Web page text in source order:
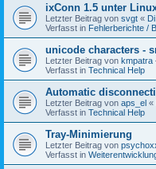
ixConn 1.5 unter
Letzter Beitrag von svgt «
Verfasst in Fehlerberichte /
unicode characters -
Letzter Beitrag von kmpatra
Verfasst in Technical Help
Automatic
Letzter Beitrag von aps_el «
Verfasst in Technical Help
Tray-Minimierung
Letzter Beitrag von
Verfasst in